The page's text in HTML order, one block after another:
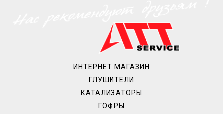
ИНТЕРНЕТ МАГАЗИН
ГЛУШИТЕЛИ
КАТАЛИЗАТОРЫ
ГОФРЫ